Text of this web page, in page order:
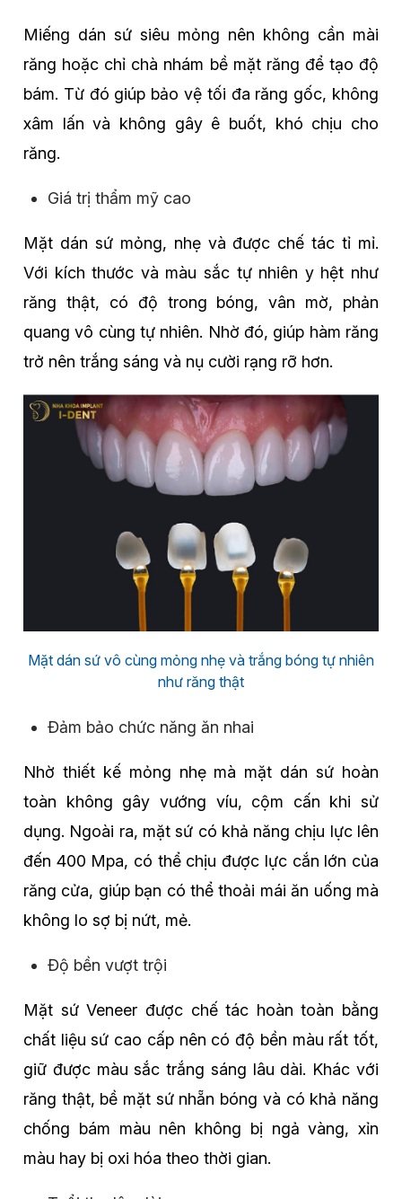
Miếng dán sứ siêu mỏng nên không cần mài
răng hoặc chỉ chà nhám bề mặt răng để tạo độ
bám. Từ đó giúp bảo vệ tối đa răng gốc, không
xâm lấn và không gây ê buốt, khó chịu cho
răng.
Giá trị thẩm mỹ cao
Mặt dán sứ mỏng, nhẹ và được chế tác tỉ mỉ.
Với kích thước và màu sắc tự nhiên y hệt như
răng thật, có độ trong bóng, vân mờ, phản
quang vô cùng tự nhiên. Nhờ đó, giúp hàm răng
trở nên trắng sáng và nụ cười rạng rỡ hơn.
Mặt dán sứ vô cùng mỏng nhẹ và trắng bóng tự nhiên
như răng thật
Đảm bảo chức năng ăn nhai
Nhờ thiết kế mỏng nhẹ mà mặt dán sứ hoàn
toàn không gây vướng víu, cộm cấn khi sử
dụng. Ngoài ra, mặt sứ có khả năng chịu lực lên
đến 400 Mpa, có thể chịu được lực cắn lớn của
răng cửa, giúp bạn có thể thoải mái ăn uống mà
không lo sợ bị nứt, mẻ.
Độ bền vượt trội
Mặt sứ Veneer được chế tác hoàn toàn bằng
chất liệu sứ cao cấp nên có độ bền màu rất tốt,
giữ được màu sắc trắng sáng lâu dài. Khác với
răng thật, bề mặt sứ nhẵn bóng và có khả năng
chống bám màu nên không bị ngả vàng, xỉn
màu hay bị oxi hóa theo thời gian.